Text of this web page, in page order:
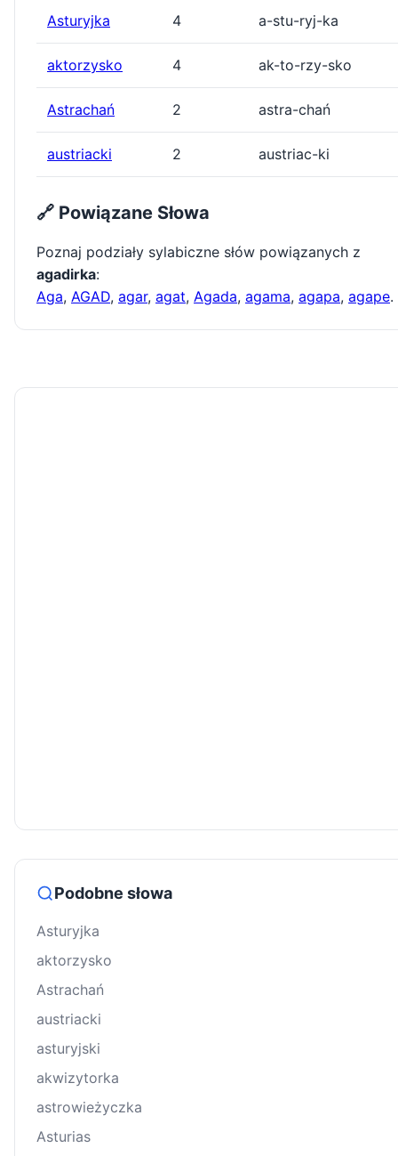
Asturyjka 4 a-stu-ryj-ka
aktorzysko 4 ak-to-rzy-sko
Astrachań 2 astra-chań
austriacki 2 austriac-ki
🔗 Powiązane Słowa
Poznaj podziały sylabiczne słów powiązanych z
agadirka:
Aga, AGAD, agar, agat, Agada, agama, agapa, agape.
Podobne słowa
Asturyjka
aktorzysko
Astrachań
austriacki
asturyjski
akwizytorka
astrowieżyczka
Asturias